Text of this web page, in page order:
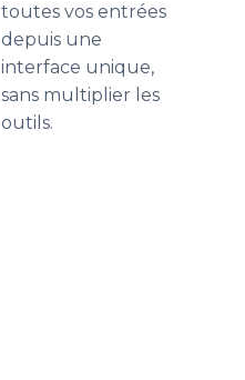
toutes vos entrées
depuis une
interface unique,
sans multiplier les
outils.